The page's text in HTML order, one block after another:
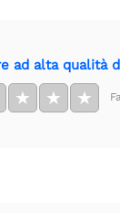
ad alta qualità
★ ★ ★